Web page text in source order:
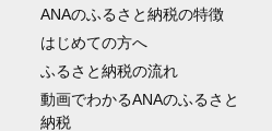
ANAのふるさと納税の特徴
はじめての方へ
ふるさと納税の流れ
動画でわかるANAのふるさと
納税